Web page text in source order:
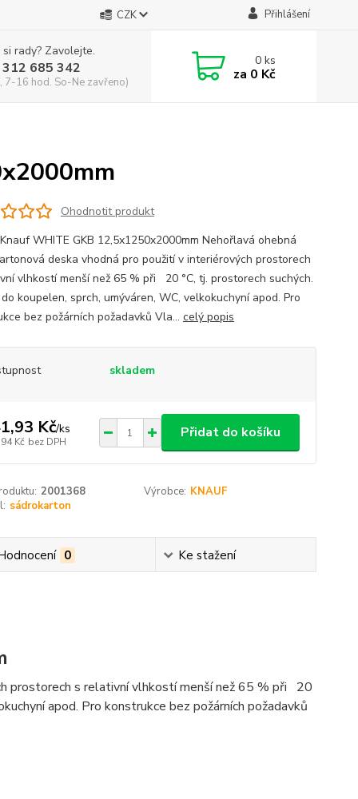
CZK Přihlášení
rady? Zavolejte.
685 342
7-16 hod. So-Ne zavřeno)
0ks
za 0 Kč
Ohodnotit produkt
WHITE GKB 12,5x1250x2000mm Nehořlavá ohebná
deska vhodná pro použití v interiérových prostorech
vlhkostí menší než 65 % při 20 °C, tj. prostorech suchých.
koupelen, sprch, umýváren, WC, velkokuchyní apod. Pro
bez požárních požadavků Vla... celý popis
skladem
Kč/ks
Kč bez DPH
Přidat do košíku
2001368 Výrobce: KNAUF
sádrokarton
0 Ke stažení
prostorech s relativní vlhkostí menší než 65 % při 20
apod. Pro konstrukce bez požárních požadavků